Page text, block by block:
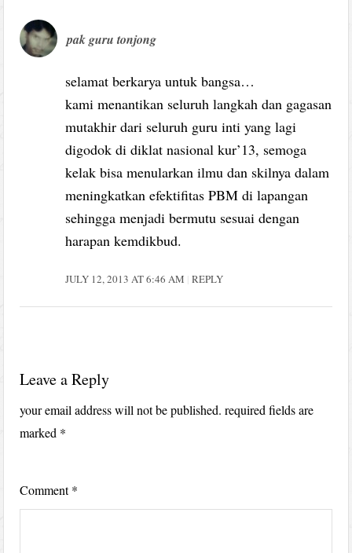
pak guru tonjong
selamat berkarya untuk bangsa…
kami menantikan seluruh langkah dan gagasan
mutakhir dari seluruh guru inti yang lagi
digodok di diklat nasional kur’13, semoga
kelak bisa menularkan ilmu dan skilnya dalam
meningkatkan efektifitas PBM di lapangan
sehingga menjadi bermutu sesuai dengan
harapan kemdikbud.
JULY 12, 2013 AT 6:46 AM REPLY
Leave a Reply
your email address will not be published. required fields are
marked *
Comment*